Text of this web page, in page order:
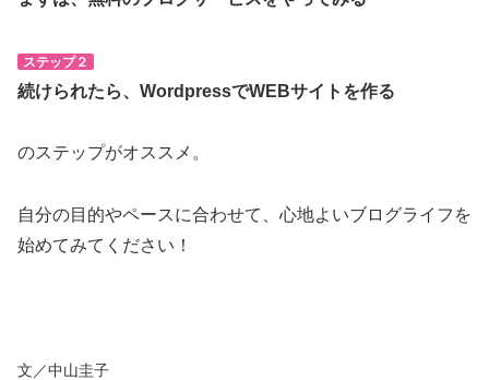
ステップ２
続けられたら、WordpressでWEBサイトを作る
のステップがオススメ。
自分の目的やペースに合わせて、心地よいブログライフを
始めてみてください！
文／中山圭子